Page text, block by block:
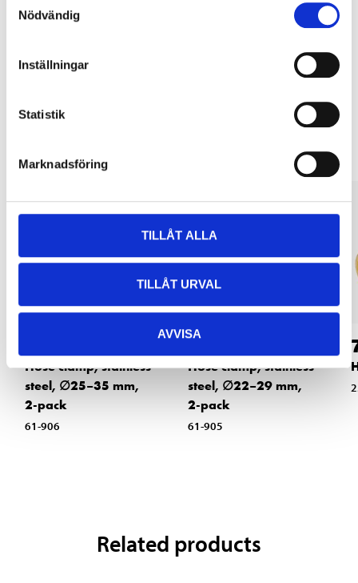
Nödvändig
Inställningar
Statistik
Marknadsföring
TILLÅT ALLA
TILLÅT URVAL
AVVISA
Pay & Collect in your local store within 2 hours! For more information
Other customers also bought
Hose clamp, stainless
steel, ∅25–35 mm,
2-pack
61-906
34
Hose clamp, stainless
steel, ∅22–29 mm,
2-pack
61-905
Related products